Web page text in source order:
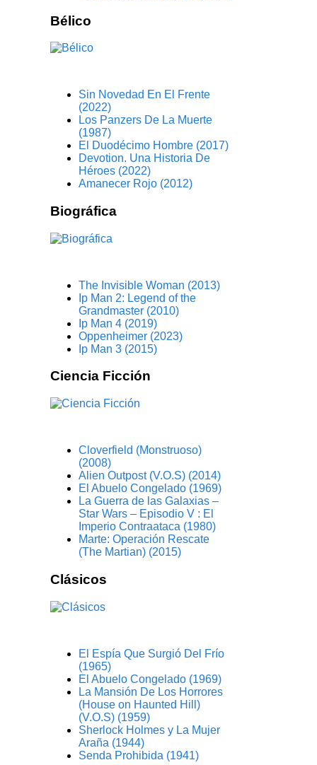
Bélico
Sin Novedad En El Frente
(2022)
Los Panzers De La Muerte
(1987)
El Duodécimo Hombre (2017)
Devotion. Una Historia De
Héroes (2022)
Amanecer Rojo (2012)
Biográfica
The Invisible Woman (2013)
Ip Man 2: Legend of the
Grandmaster (2010)
Ip Man 4 (2019)
Oppenheimer (2023)
Ip Man 3 (2015)
Ciencia Ficción
Cloverfield (Monstruoso)
(2008)
Alien Outpost (V.O.S) (2014)
El Abuelo Congelado (1969)
La Guerra de las Galaxias –
Star Wars – Episodio V : El
Imperio Contraataca (1980)
Marte: Operación Rescate
(The Martian) (2015)
Clásicos
El Espía Que Surgió Del Frío
(1965)
El Abuelo Congelado (1969)
La Mansión De Los Horrores
(House on Haunted Hill)
(V.O.S) (1959)
Sherlock Holmes y La Mujer
Araña (1944)
Senda Prohibida (1941)